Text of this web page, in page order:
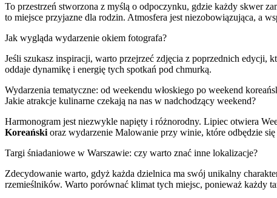
To przestrzeń stworzona z myślą o odpoczynku, gdzie każdy skwer
to miejsce przyjazne dla rodzin. Atmosfera jest niezobowiązująca, a
Jak wygląda wydarzenie okiem fotografa?
Jeśli szukasz inspiracji, warto przejrzeć zdjęcia z poprzednich edycji,
oddaje dynamikę i energię tych spotkań pod chmurką.
Wydarzenia tematyczne: od weekendu włoskiego po weekend
Jakie atrakcje kulinarne czekają na nas w nadchodzący weekend?
Harmonogram jest niezwykle napięty i różnorodny. Lipiec otwiera
Koreański oraz wydarzenie Malowanie przy winie, które odbędzie
Targi śniadaniowe w Warszawie: czy warto znać inne lokalizacje?
Zdecydowanie warto, gdyż każda dzielnica ma swój unikalny
rzemieślników. Warto porównać klimat tych miejsc, ponieważ każdy